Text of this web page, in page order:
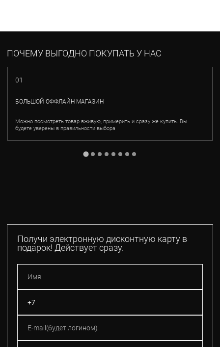
ПОЧЕМУ ВЫГОДНО ПОКУПАТЬ У НАС
01
БОЛЬШОЙ ОФФЛАЙН МАГАЗИН
Можно посмотреть товар вживую, примерить и сразу же купить. Вы
будете уверены в правильности выбора
Получи электронную дисконтную карту в
подарок! Действует сразу.